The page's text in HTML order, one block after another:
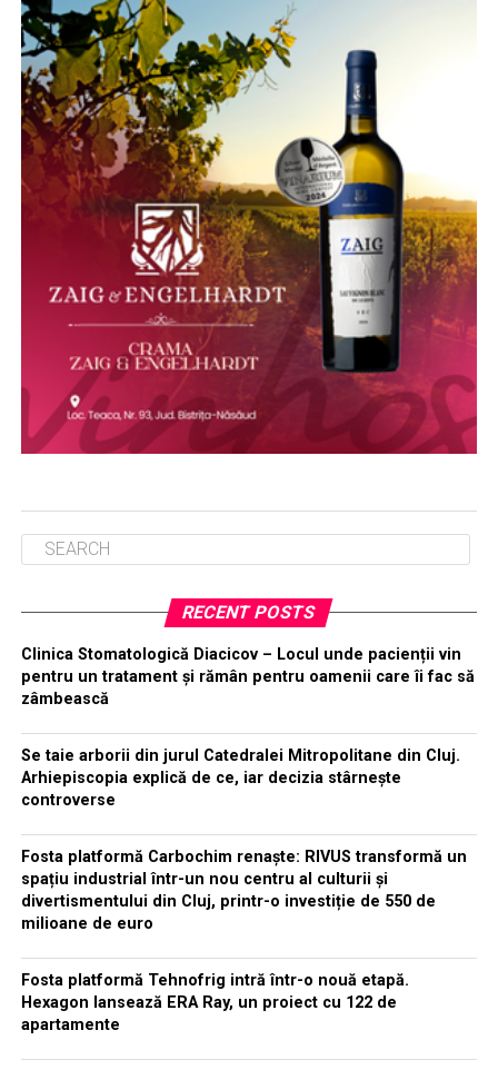
RECENT POSTS
Clinica Stomatologică Diacicov – Locul unde pacienții vin
pentru un tratament și rămân pentru oamenii care îi fac să
zâmbească
Se taie arborii din jurul Catedralei Mitropolitane din Cluj.
Arhiepiscopia explică de ce, iar decizia stârnește
controverse
Fosta platformă Carbochim renaște: RIVUS transformă un
spațiu industrial într-un nou centru al culturii și
divertismentului din Cluj, printr-o investiție de 550 de
milioane de euro
Fosta platformă Tehnofrig intră într-o nouă etapă.
Hexagon lansează ERA Ray, un proiect cu 122 de
apartamente